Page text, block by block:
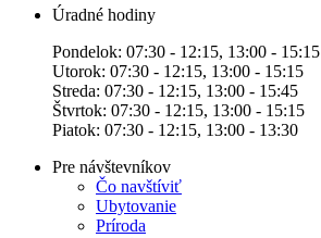
Úradné hodiny
Pondelok: 07:30 - 12:15, 13:00 - 15:15
Utorok: 07:30 - 12:15, 13:00 - 15:15
Streda: 07:30 - 12:15, 13:00 - 15:45
Štvrtok: 07:30 - 12:15, 13:00 - 15:15
Piatok: 07:30 - 12:15, 13:00 - 13:30
Pre návštevníkov
Čo navštíviť
Ubytovanie
Príroda